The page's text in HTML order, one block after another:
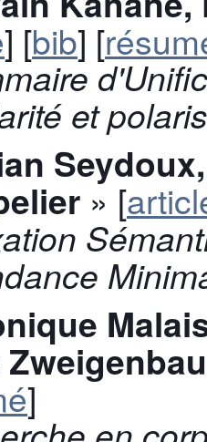
] [bib] [
et
» [
]